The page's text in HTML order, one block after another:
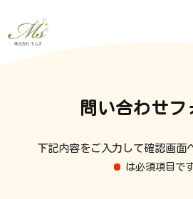
問い合わせフ
下記内容をご入力して確認画面
は必須項目です